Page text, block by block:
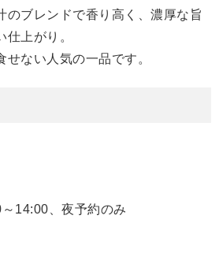
のブレンドで香り高く、濃厚な旨
上がり。
ない人気の一品です。
14:00、夜予約のみ